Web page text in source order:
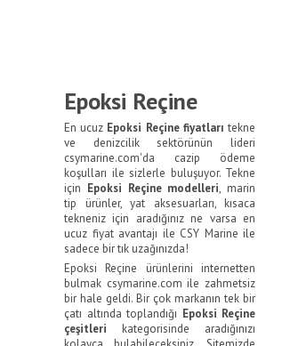
Epoksi Reçine
En ucuz Epoksi Reçine fiyatları tekne
ve denizcilik sektörünün lideri
csymarine.com'da cazip ödeme
koşulları ile sizlerle buluşuyor. Tekne
için Epoksi Reçine modelleri, marin
tip ürünler, yat aksesuarları, kısaca
tekneniz için aradığınız ne varsa en
ucuz fiyat avantajı ile CSY Marine ile
sadece bir tık uzağınızda!
Epoksi Reçine ürünlerini internetten
bulmak csymarine.com ile zahmetsiz
bir hale geldi. Bir çok markanın tek bir
çatı altında toplandığı Epoksi Reçine
çeşitleri kategorisinde aradığınızı